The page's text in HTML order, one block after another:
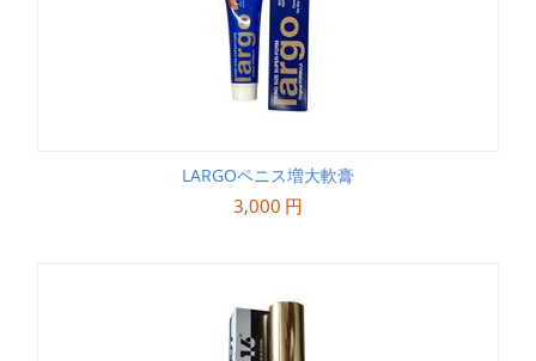
LARGOペニス増大軟膏
3,000 円